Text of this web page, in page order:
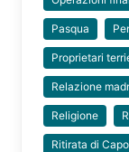
Pasqua
Proprietari
Relazione
Religione
Ritirata di